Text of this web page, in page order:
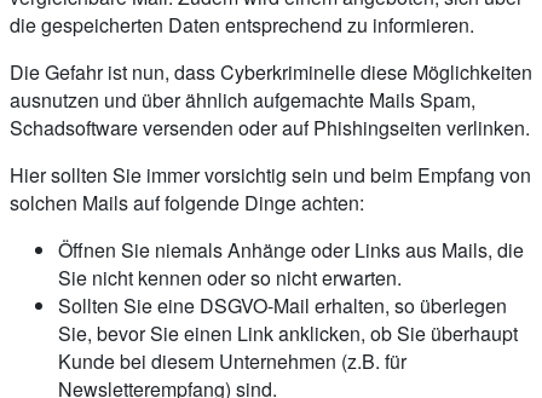
die gespeicherten Daten entsprechend zu informieren.
Die Gefahr ist nun, dass Cyberkriminelle diese Möglichkeiten
ausnutzen und über ähnlich aufgemachte Mails Spam,
Schadsoftware versenden oder auf Phishingseiten verlinken.
Hier sollten Sie immer vorsichtig sein und beim Empfang von
solchen Mails auf folgende Dinge achten:
Öffnen Sie niemals Anhänge oder Links aus Mails, die
Sie nicht kennen oder so nicht erwarten.
Sollten Sie eine DSGVO-Mail erhalten, so überlegen
Sie, bevor Sie einen Link anklicken, ob Sie überhaupt
Kunde bei diesem Unternehmen (z.B. für
Newsletterempfang) sind.